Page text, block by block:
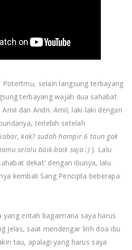
Potertmu, selain langsung terbayang
terbayang wajah dua sahabat
dan Andri. Amil, laki-laki dengan
terlebih setelah
kak? sudah hampir 6 taun gak
selalu baik-baik saja :)). Lalu
dekat' dengan ibunya, lalu
kembali Sang Pencipta beberapa
yang entah bagaimana saya harus
jelas, saat mendengar lirih doa ibu
tau, apalagi yang harus saya